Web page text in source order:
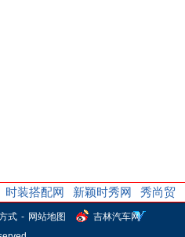
时装搭配网 新颖时秀网 秀尚贸
式 - 网站地图
吉林汽车网